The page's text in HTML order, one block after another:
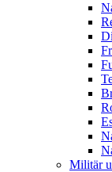
Militär